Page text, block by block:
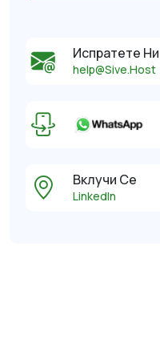
Испратете
help@Sive.Host
Вклучи Се
LinkedIn